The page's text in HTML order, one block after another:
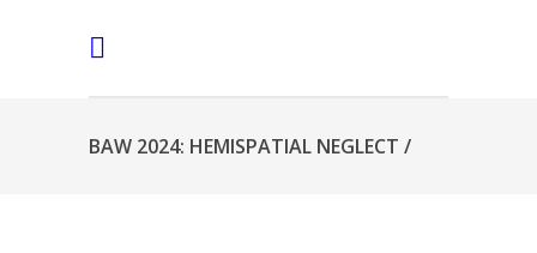
BAW 2024: HEMISPATIAL NEGLECT /